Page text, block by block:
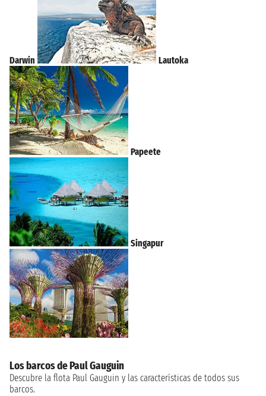
Darwin Lautoka
Papeete
Singapur
Los barcos de Paul Gauguin
Descubre la flota Paul Gauguin y las características de todos sus
barcos.